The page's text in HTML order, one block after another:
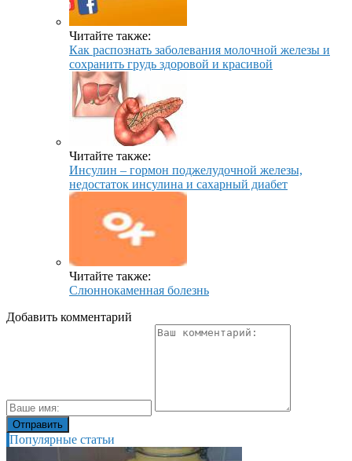
Читайте также:
Как распознать заболевания молочной железы и
сохранить грудь здоровой и красивой
Читайте также:
Инсулин – гормон поджелудочной железы,
недостаток инсулина и сахарный диабет
Читайте также:
Слюннокаменная болезнь
Добавить комментарий
Популярные статьи